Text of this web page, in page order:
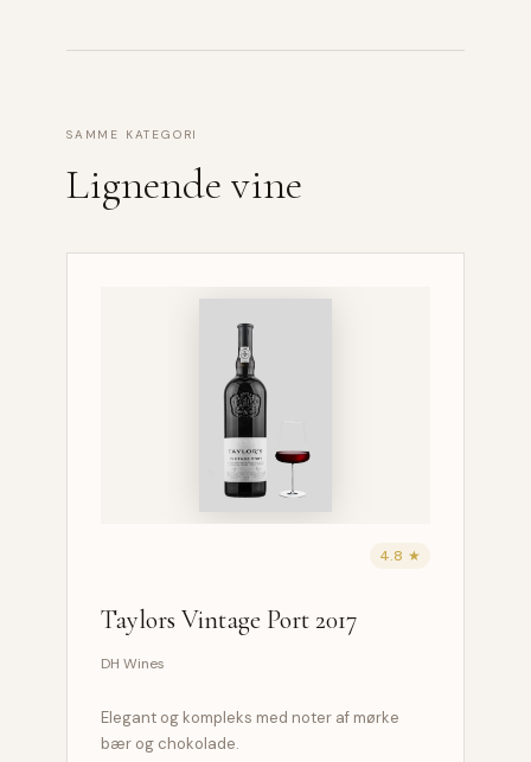
SAMME KATEGORI
Lignende vine
4.8 ★
Taylors Vintage Port 2017
DH Wines
Elegant og kompleks med noter af mørke
bær og chokolade.